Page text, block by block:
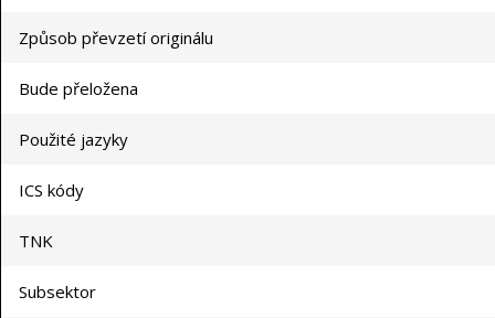
Způsob převzetí originálu
Bude přeložena
Použité jazyky
ICS kódy
TNK
Subsektor